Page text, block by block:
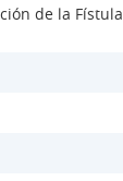
de la Fístula